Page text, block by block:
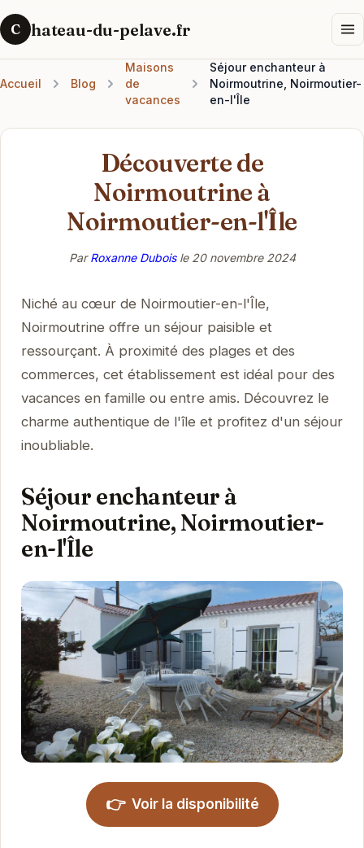
C hateau-du-pelave.fr
Accueil Blog
Maisons
de
vacances
Séjour enchanteur à
Noirmoutrine, Noirmoutier-
en-l'Île
Découverte de
Noirmoutrine à
Noirmoutier-en-l'Île
ParRoxanne Duboisle 20 novembre 2024
Niché au cœur de Noirmoutier-en-l'Île,
Noirmoutrine offre un séjour paisible et
ressourçant. À proximité des plages et des
commerces, cet établissement est idéal pour des
vacances en famille ou entre amis. Découvrez le
charme authentique de l'île et profitez d'un séjour
inoubliable.
Séjour enchanteur à
Noirmoutrine, Noirmoutier-
en-l'Île
👉 Voir la disponibilité